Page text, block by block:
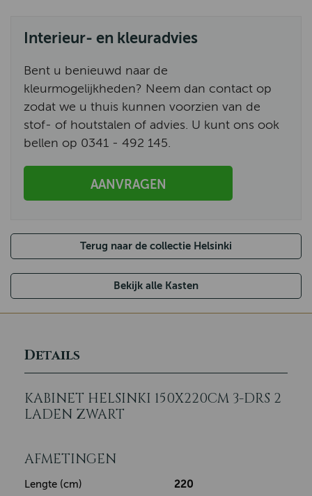
Interieur- en kleuradvies
Bent u benieuwd naar de
kleurmogelijkheden? Neem dan contact op
zodat we u thuis kunnen voorzien van de
stof- of houtstalen of advies. U kunt ons ook
bellen op 0341 - 492 145.
AANVRAGEN
Terug naar de collectie Helsinki
Bekijk alle Kasten
Details
KABINET HELSINKI 150X220CM 3-DRS 2
LADEN ZWART
AFMETINGEN
Lengte (cm)
220